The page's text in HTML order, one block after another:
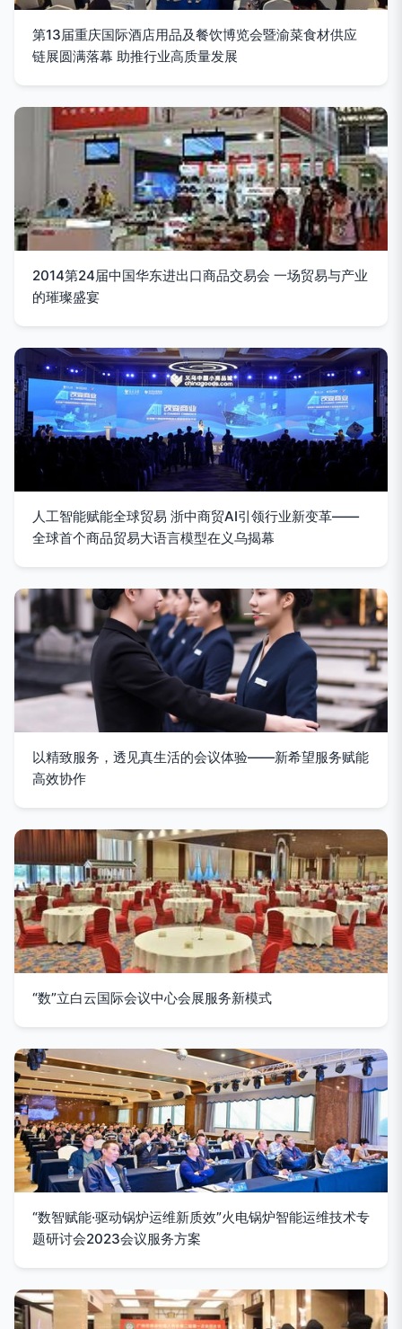
第13届重庆国际酒店用品及餐饮博览会暨渝菜食材供应
链展圆满落幕 助推行业高质量发展
2014第24届中国华东进出口商品交易会 一场贸易与产业
的璀璨盛宴
人工智能赋能全球贸易 浙中商贸AI引领行业新变革——
全球首个商品贸易大语言模型在义乌揭幕
以精致服务，透见真生活的会议体验——新希望服务赋能
高效协作
“数”立白云国际会议中心会展服务新模式
“数智赋能·驱动锅炉运维新质效”火电锅炉智能运维技术专
题研讨会2023会议服务方案